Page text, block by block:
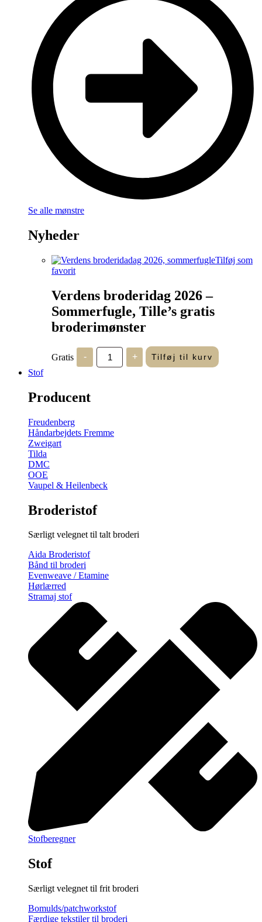
Se alle mønstre
Nyheder
Tilføj som
favorit
Verdens broderidag 2026 –
Sommerfugle, Tille’s gratis
broderimønster
Gratis -
Verdens
broderidag
2026
+ Tilføj til kurv
Stof
Producent
Freudenberg
Håndarbejdets Fremme
Zweigart
Tilda
DMC
OOE
Vaupel & Heilenbeck
Broderistof
Særligt velegnet til talt broderi
Aida Broderistof
Bånd til broderi
Evenweave / Etamine
Hørlærred
Stramaj stof
Stofberegner
Stof
Særligt velegnet til frit broderi
Bomulds/patchworkstof
Færdige tekstiler til broderi